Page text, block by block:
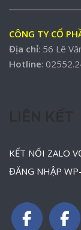
CÔNG TY CỔ
Địa chỉ: 56 Lê
Hotline:
KẾT NỐI ZALO
ĐĂNG NHẬP